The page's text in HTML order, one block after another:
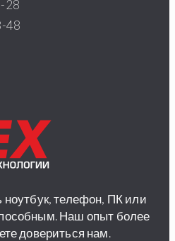
28
48
ноутбук, телефон, ПК или
Наш опыт более
довериться нам.